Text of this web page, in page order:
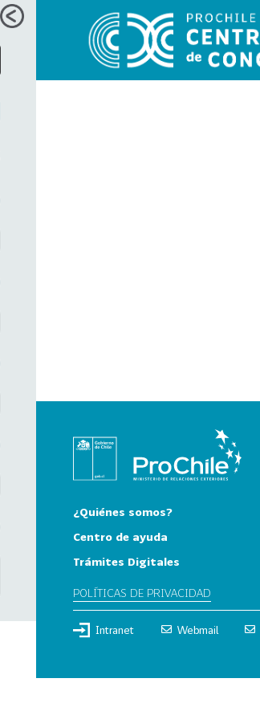
¿Quiénes somos?
Centro de ayuda
Trámites Digitales
POLÍTICAS DE PRIVACIDAD
Intranet Webmail